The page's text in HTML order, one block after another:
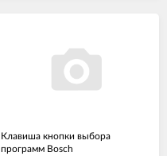
Клавиша кнопки выбора
программ Bosch